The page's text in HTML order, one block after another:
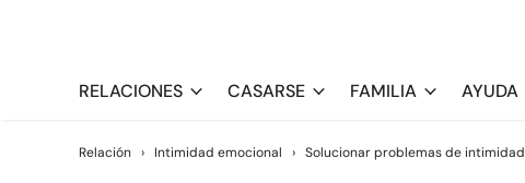
RELACIONES CASARSE FAMILIA AYUDA
Relación › Intimidad emocional › Solucionar problemas de intimidad